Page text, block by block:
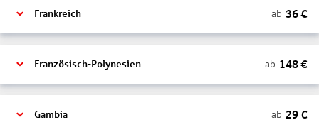
Frankreich ab 36€
Französisch-Polynesien ab 148€
Gambia ab 29€